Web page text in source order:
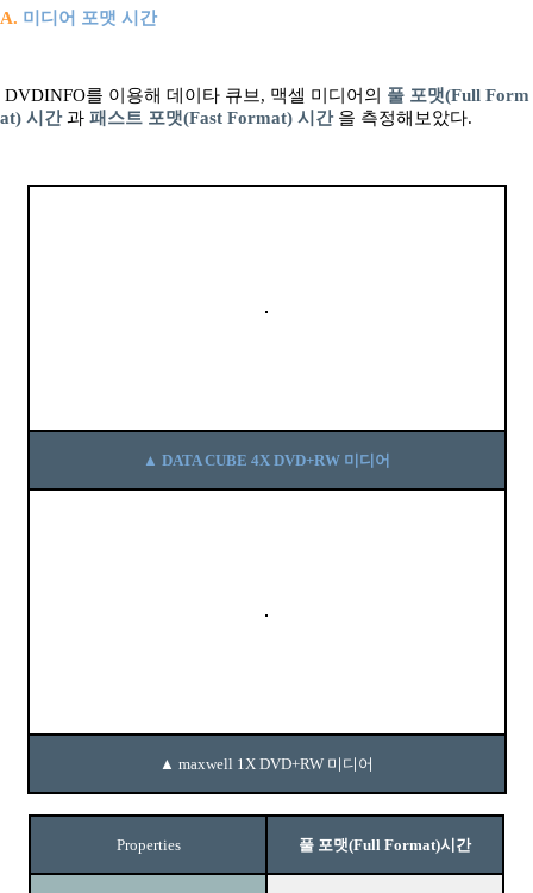
A. 미디어 포맷 시간
DVDINFO를 이용해 데이타 큐브, 맥셀 미디어의 풀 포맷(Full Form
at) 시간과 패스트 포맷(Fast Format) 시간 을 측정해보았다.
▲ DATA CUBE 4X DVD+RW 미디어
▲ maxwell 1X DVD+RW 미디어
Properties 풀 포맷(Full Format)시간